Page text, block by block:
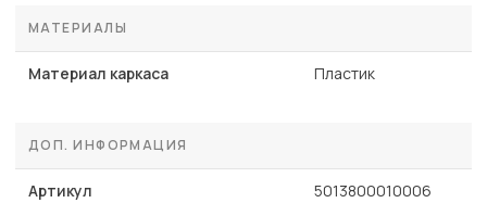
МАТЕРИАЛЫ
Материал каркаса Пластик
ДОП. ИНФОРМАЦИЯ
Артикул 5013800010006